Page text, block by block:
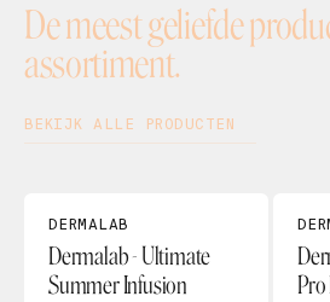
De meest geliefde
assortiment.
BEKIJK ALLE PRODUCTEN
DERMALAB
Dermalab - Ultimate
Summer Infusion
Pro